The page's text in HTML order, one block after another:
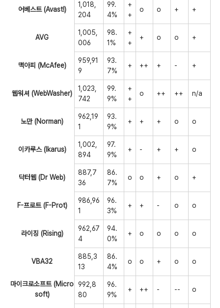
어베스트 (Avast!)
1,018,
204
99.
4%
+
+
o o + +
AVG
1,005,
006
98.
1%
+
+
+ o o +
맥아피 (McAfee)
959,91
9
93.
7%
+ ++ + - +
웹워셔 (WebWasher)
1,023,
742
99.
9%
+
+
o ++ ++ n/a
노만 (Norman)
962,19
1
93.
9%
+ + + o o
이카루스 (Ikarus)
1,002,
894
97.
9%
+ - + + o
닥터웹 (Dr Web)
887,7
36
86.
7%
o o + o +
F-프로트 (F-Prot)
986,96
1
96.
3%
+ + - o o
라이징 (Rising)
962,67
4
94.
0%
+ o o o o
VBA32
885,3
13
86.
4%
o o + o o
마이크로소프트 (Micro
soft)
992,8
80
96.
9%
+ ++ - -- o